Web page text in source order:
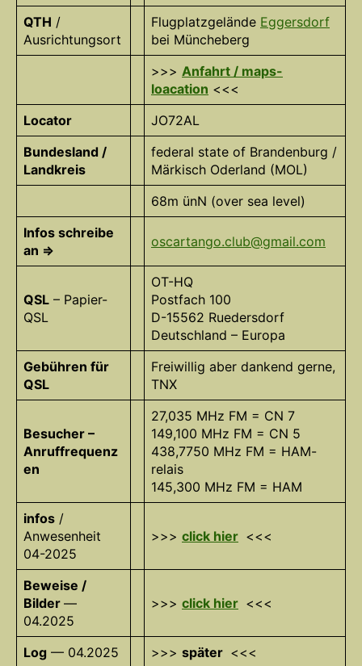
QTH /
Ausrichtungsort
Flugplatzgelände Eggersdorf
bei Müncheberg
>>> Anfahrt / maps-
loacation <<<
Locator
JO72AL
Bundesland /
Landkreis
federal state of Brandenburg /
Märkisch Oderland (MOL)
68m ünN (over sea level)
Infos schreibe
an =>
oscartango.club@gmail.com
QSL – Papier-
QSL
OT-HQ
Postfach 100
D-15562 Ruedersdorf
Deutschland – Europa
Gebühren für
QSL
Freiwillig aber dankend gerne,
TNX
Besucher –
Anruffrequenz
en
27,035 MHz FM = CN 7
149,100 MHz FM = CN 5
438,7750 MHz FM = HAM-
relais
145,300 MHz FM = HAM
infos /
Anwesenheit
04-2025
>>> click hier <<<
Beweise /
Bilder —
04.2025
>>> click hier <<<
Log — 04.2025 >>> später <<<